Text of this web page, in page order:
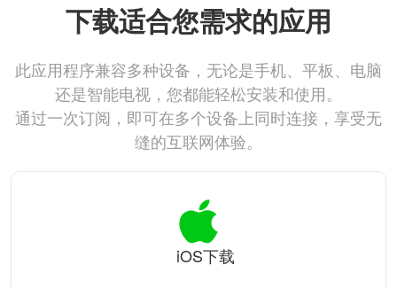
下载适合您需求的应用
此应用程序兼容多种设备，无论是手机、平板、电脑
还是智能电视，您都能轻松安装和使用。
通过一次订阅，即可在多个设备上同时连接，享受无
缝的互联网体验。
iOS下载